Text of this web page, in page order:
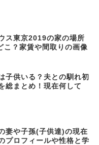
ス東京2019の家の場所
こ？家賃や間取りの画像
子供いる？夫との馴れ初
総まとめ！現在何して
妻や子孫(子供達)の現在
プロフィールや性格と学